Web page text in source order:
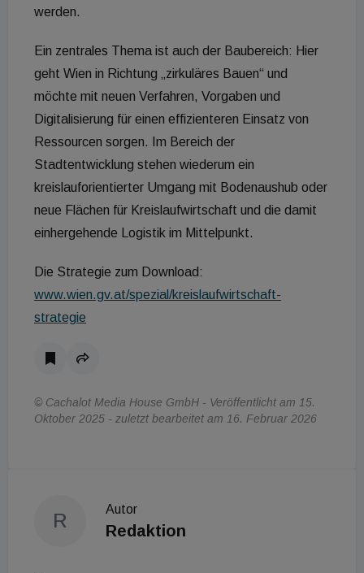
werden.
Ein zentrales Thema ist auch der Baubereich: Hier
geht Wien in Richtung „zirkuläres Bauen“ und
möchte mit neuen Verfahren, Vorgaben und
Digitalisierung für einen effizienteren Einsatz von
Ressourcen sorgen. Im Bereich der
Stadtentwicklung stehen wiederum ein
kreislauforientierter Umgang mit Bodenaushub oder
neue Flächen für Kreislaufwirtschaft und die damit
einhergehende Logistik im Mittelpunkt.
Die Strategie zum Download:
www.wien.gv.at/spezial/kreislaufwirtschaft-
strategie
© Cachalot Media House GmbH - Veröffentlicht am 15.
Oktober 2025 - zuletzt bearbeitet am 16. Februar 2026
R
Autor
Redaktion